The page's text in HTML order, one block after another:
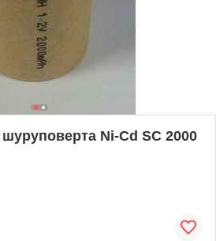
Ni-Cd SC 2000